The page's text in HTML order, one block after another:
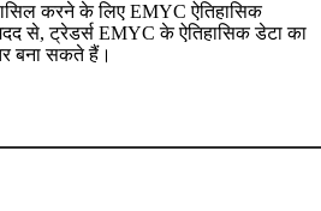
करने के लिए EMYC ऐतिहासिक
से, ट्रेडर्स EMYC के ऐतिहासिक डेटा का
बना सकते हैं।